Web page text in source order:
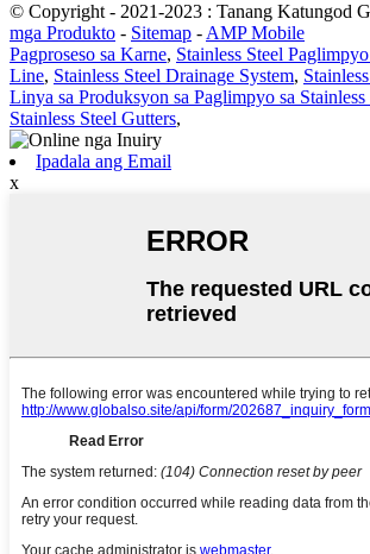
© Copyright - 2021-2023 : Tanang Katungod
mga Produkto - Sitemap - AMP Mobile
Pagproseso sa Karne, Stainless Steel
Line, Stainless Steel Drainage System,
Linya sa Produksyon sa Paglimpyo sa Stainless
Stainless Steel Gutters,
Ipadala ang Email
x